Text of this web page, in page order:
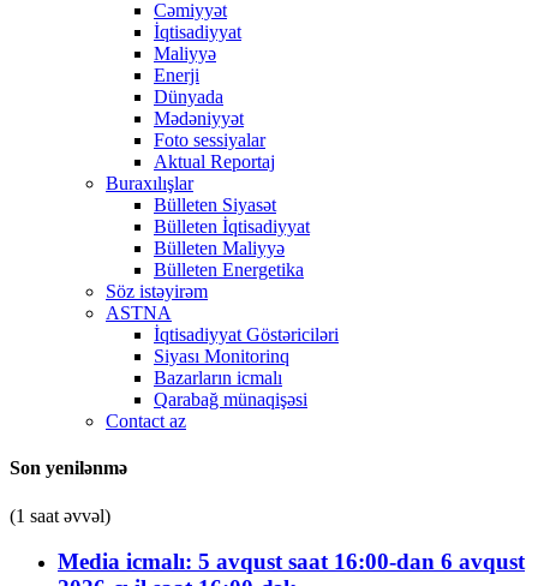
Cəmiyyət
İqtisadiyyat
Maliyyə
Enerji
Dünyada
Mədəniyyət
Foto sessiyalar
Aktual Reportaj
Buraxılışlar
Bülleten Siyasət
Bülleten İqtisadiyyat
Bülleten Maliyyə
Bülleten Energetika
Söz istəyirəm
ASTNA
İqtisadiyyat Göstəriciləri
Siyası Monitorinq
Bazarların icmalı
Qarabağ münaqişəsi
Contact az
Son yenilənmə
(1 saat əvvəl)
Media icmalı: 5 avqust saat 16:00-dan 6 avqust